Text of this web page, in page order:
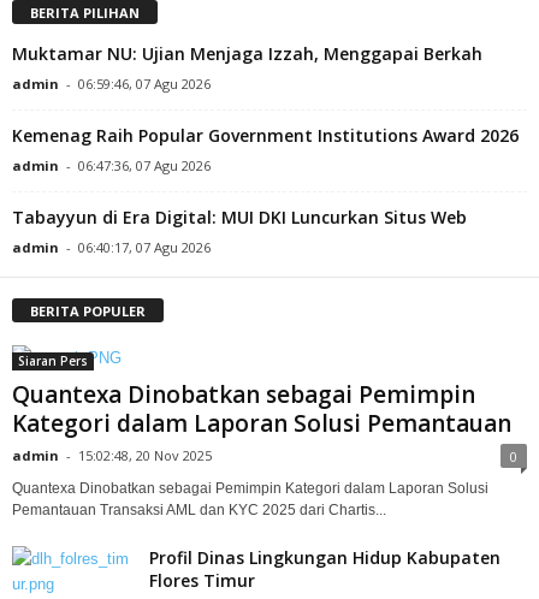
BERITA PILIHAN
Muktamar NU: Ujian Menjaga Izzah, Menggapai Berkah
admin - 06:59:46, 07 Agu 2026
Kemenag Raih Popular Government Institutions Award 2026
admin - 06:47:36, 07 Agu 2026
Tabayyun di Era Digital: MUI DKI Luncurkan Situs Web
admin - 06:40:17, 07 Agu 2026
BERITA POPULER
Siaran Pers
Quantexa Dinobatkan sebagai Pemimpin
Kategori dalam Laporan Solusi Pemantauan
admin - 15:02:48, 20 Nov 2025 0
Quantexa Dinobatkan sebagai Pemimpin Kategori dalam Laporan Solusi
Pemantauan Transaksi AML dan KYC 2025 dari Chartis...
Profil Dinas Lingkungan Hidup Kabupaten
Flores Timur